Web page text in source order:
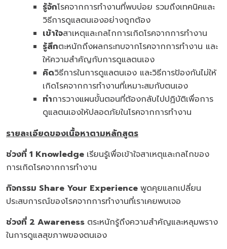
รู้จักโรคจากการทำงานที่พบบ่อย รวมถึงเทคนิคและ
วิธีการดูแลตนเองอย่างถูกต้อง
เข้าใจสาเหตุและกลไกการเกิดโรคจากการทำงาน
รู้สึกตะหนักถึงผลกระทบจากโรคจากการทำงาน และ
ให้ความสำคัญกับการดูแลตนเอง
คิดวิธีการในการดูแลตนเอง และวิธีการป้องกันไม่ให้
เกิดโรคจากการทำงานที่เหมาะสมกับตนเอง
ทำการวางแผนขั้นตอนที่ต้องกลับไปปฏิบัติเพื่อการ
ดูแลตนเองให้ปลอดภัยในโรคจากการทำงาน
รายละเอียดของเนื้อหาตามหลักสูตร
ช่วงที่ 1 Knowledge เรียนรู้เพื่อเข้าใจสาเหตุและกลไกของ
การเกิดโรคจากการทำงาน
กิจกรรม Share Your Experience พูดคุยแลกเปลี่ยน
ประสบการณ์ของโรคจากการทำงานที่เราเคยพบเจอ
ช่วงที่ 2 Awareness ตระหนักรู้ถึงความสำคัญและหลุมพราง
ในการดูแลสุขภาพของตนเอง